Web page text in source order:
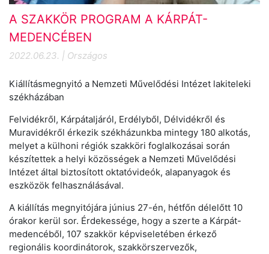
A SZAKKÖR PROGRAM A KÁRPÁT-
MEDENCÉBEN
2022.06.23. | Országos
Kiállításmegnyitó a Nemzeti Művelődési Intézet lakiteleki
székházában
Felvidékről, Kárpátaljáról, Erdélyből, Délvidékről és
Muravidékről érkezik székházunkba mintegy 180 alkotás,
melyet a külhoni régiók szakköri foglalkozásai során
készítettek a helyi közösségek a Nemzeti Művelődési
Intézet által biztosított oktatóvideók, alapanyagok és
eszközök felhasználásával.
A kiállítás megnyitójára június 27-én, hétfőn délelőtt 10
órakor kerül sor. Érdekessége, hogy a szerte a Kárpát-
medencéből, 107 szakkör képviseletében érkező
regionális koordinátorok, szakkörszervezők,